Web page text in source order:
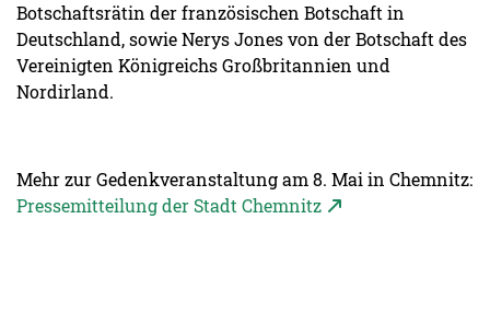
Botschaftsrätin der französischen Botschaft in
Deutschland, sowie Nerys Jones von der Botschaft des
Vereinigten Königreichs Großbritannien und
Nordirland.
Mehr zur Gedenkveranstaltung am 8. Mai in Chemnitz:
Pressemitteilung der Stadt Chemnitz